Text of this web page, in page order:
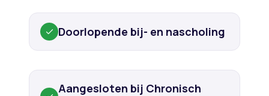
Doorlopende bij- en nascholing
Aangesloten bij Chronisch